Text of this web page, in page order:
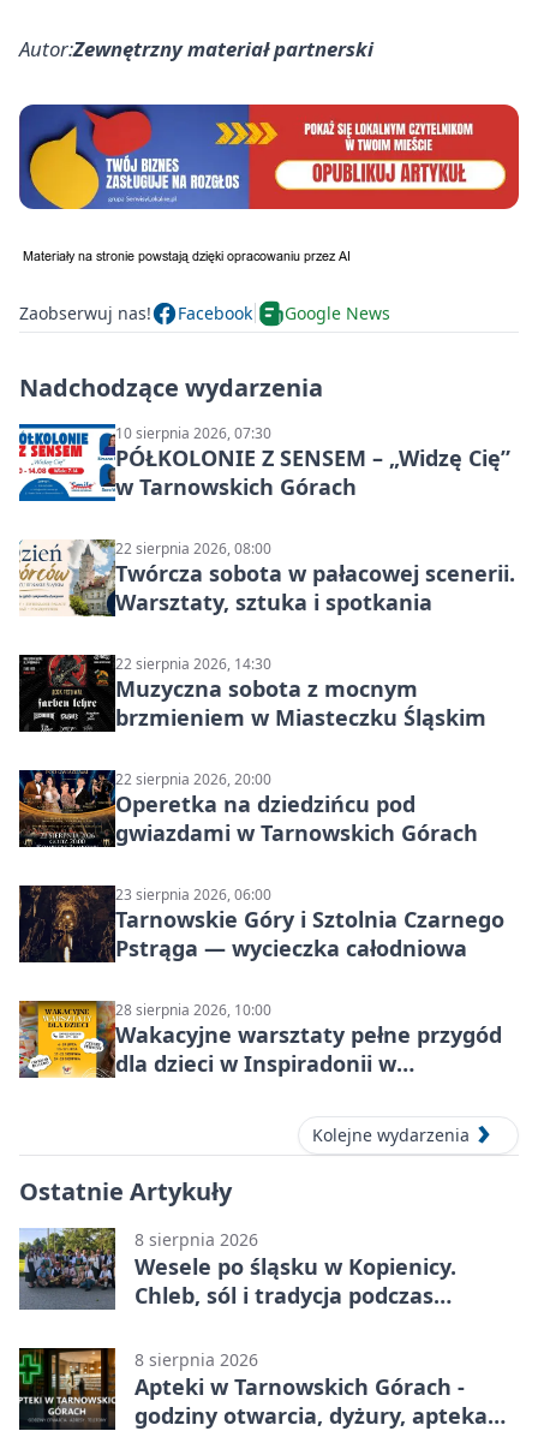
Autor:Zewnętrzny materiał partnerski
Zaobserwuj nas! Facebook Google News
Nadchodzące wydarzenia
10 sierpnia 2026, 07:30
PÓŁKOLONIE Z SENSEM – „Widzę Cię”
w Tarnowskich Górach
22 sierpnia 2026, 08:00
Twórcza sobota w pałacowej scenerii.
Warsztaty, sztuka i spotkania
22 sierpnia 2026, 14:30
Muzyczna sobota z mocnym
brzmieniem w Miasteczku Śląskim
22 sierpnia 2026, 20:00
Operetka na dziedzińcu pod
gwiazdami w Tarnowskich Górach
23 sierpnia 2026, 06:00
Tarnowskie Góry i Sztolnia Czarnego
Pstrąga — wycieczka całodniowa
28 sierpnia 2026, 10:00
Wakacyjne warsztaty pełne przygód
dla dzieci w Inspiradonii w
Kolejne wydarzenia
Ostatnie Artykuły
8 sierpnia 2026
Wesele po śląsku w Kopienicy.
Chleb, sól i tradycja podczas
8 sierpnia 2026
Apteki w Tarnowskich Górach -
godziny otwarcia, dyżury, apteka